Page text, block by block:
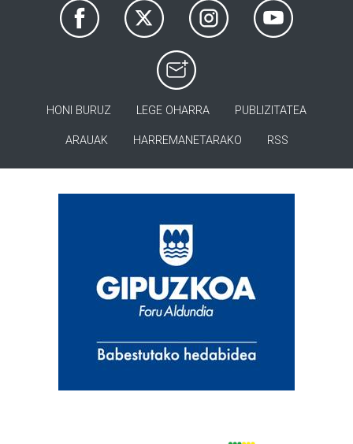
HONI BURUZ LEGE OHARRA PUBLIZITATEA
ARAUAK HARREMANETARAKO RSS